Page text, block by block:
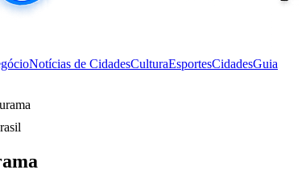
Notícias de CidadesCulturaEsportesCidadesGuia